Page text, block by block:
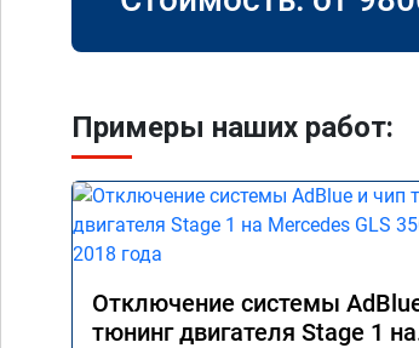
Примеры наших работ:
Отключение системы
тюнинг двигателя Stage 1 на